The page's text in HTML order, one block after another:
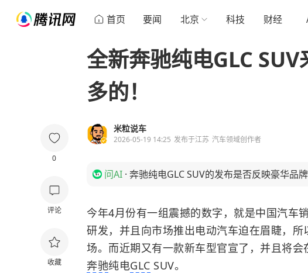
首页 要闻 北京 科技 财经
0
评论
收藏
全新奔驰纯电GLC
多的！
米粒说车
2026-05-19 14:25 发布于江苏 汽车领域创作者
问AI · 奔驰纯电GLC SUV的发布是否反映豪华品
今年4月份有一组震撼的数字，就是中国汽车
研发，并且向市场推出电动汽车迫在眉睫，
场。而近期又有一款新车型官宣了，并且将
奔驰纯电GLC SUV。